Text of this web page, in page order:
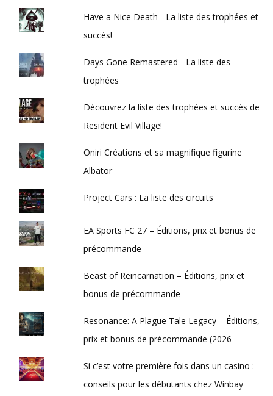
Have a Nice Death - La liste des trophées et
succès!
Days Gone Remastered - La liste des
trophées
Découvrez la liste des trophées et succès de
Resident Evil Village!
Oniri Créations et sa magnifique figurine
Albator
Project Cars : La liste des circuits
EA Sports FC 27 – Éditions, prix et bonus de
précommande
Beast of Reincarnation – Éditions, prix et
bonus de précommande
Resonance: A Plague Tale Legacy – Éditions,
prix et bonus de précommande (2026
Si c’est votre première fois dans un casino :
conseils pour les débutants chez Winbay